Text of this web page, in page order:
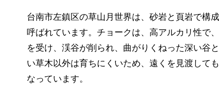
台南市左鎮区の草山月世界は、砂岩と頁岩で構
呼ばれています。チョークは、高アルカリ性で
を受け、渓谷が削られ、曲がりくねった深い谷
い草木以外は育ちにくいため、遠くを見渡して
なっています。